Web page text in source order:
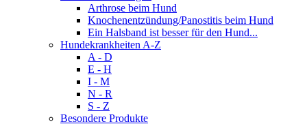
Arthrose beim Hund
Knochenentzündung/Panostitis beim Hund
Ein Halsband ist besser für den Hund...
Hundekrankheiten A-Z
A - D
E - H
I - M
N - R
S - Z
Besondere Produkte